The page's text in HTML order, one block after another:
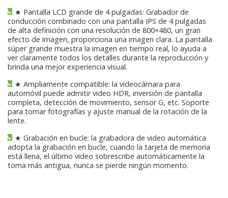
★ Pantalla LCD grande de 4 pulgadas: Grabador de
conducción combinado con una pantalla IPS de 4 pulgadas
de alta definición con una resolución de 800×480, un gran
efecto de imagen, proporciona una imagen clara. La pantalla
súper grande muestra la imagen en tiempo real, lo ayuda a
ver claramente todos los detalles durante la reproducción y
brinda una mejor experiencia visual.
★ Ampliamente compatible: la videocámara para
automóvil puede admitir video HDR, inversión de pantalla
completa, detección de movimiento, sensor G, etc. Soporte
para tomar fotografías y ajuste manual de la rotación de la
lente.
★ Grabación en bucle: la grabadora de video automática
adopta la grabación en bucle, cuando la tarjeta de memoria
está llena, el último video sobrescribe automáticamente la
toma más antigua, nunca se pierde ningún momento.